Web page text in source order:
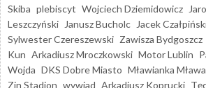
Skiba plebiscyt Wojciech Dziemidowicz
Leszczyński
Janusz Bucholc Jacek
Sylwester Czereszewski Zawisza Bydgoszcz
Kun Arkadiusz Mroczkowski Motor Lublin
Wojda DKS Dobre Miasto Mławianka Mława
Zin Stadion wywiad Arkadiusz Koprucki